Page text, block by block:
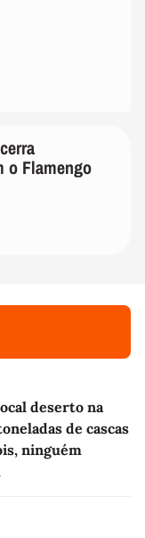
o Flamengo
deserto na
de cascas
ninguém